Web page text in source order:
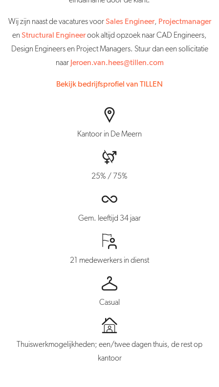
Wij zijn naast de vacatures voorSales Engineer, Projectmanager
en Structural Engineerook altijd opzoek naar CAD Engineers,
Design Engineers en Project Managers. Stuur dan een sollicitatie
naar Jeroen.van.hees@tillen.com
Bekijk bedrijfsprofiel van TILLEN
Kantoor in De Meern
25% / 75%
Gem. leeftijd 34 jaar
21 medewerkers in dienst
Casual
Thuiswerkmogelijkheden; een/twee dagen thuis, de rest op
kantoor